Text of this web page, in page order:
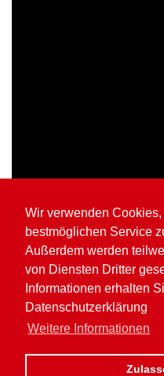
Wir verwenden
bestmöglichen Service
Außerdem werden
von Diensten Dritter
Informationen erhalten
Datenschutzerklärung
Weitere Informationen
Home